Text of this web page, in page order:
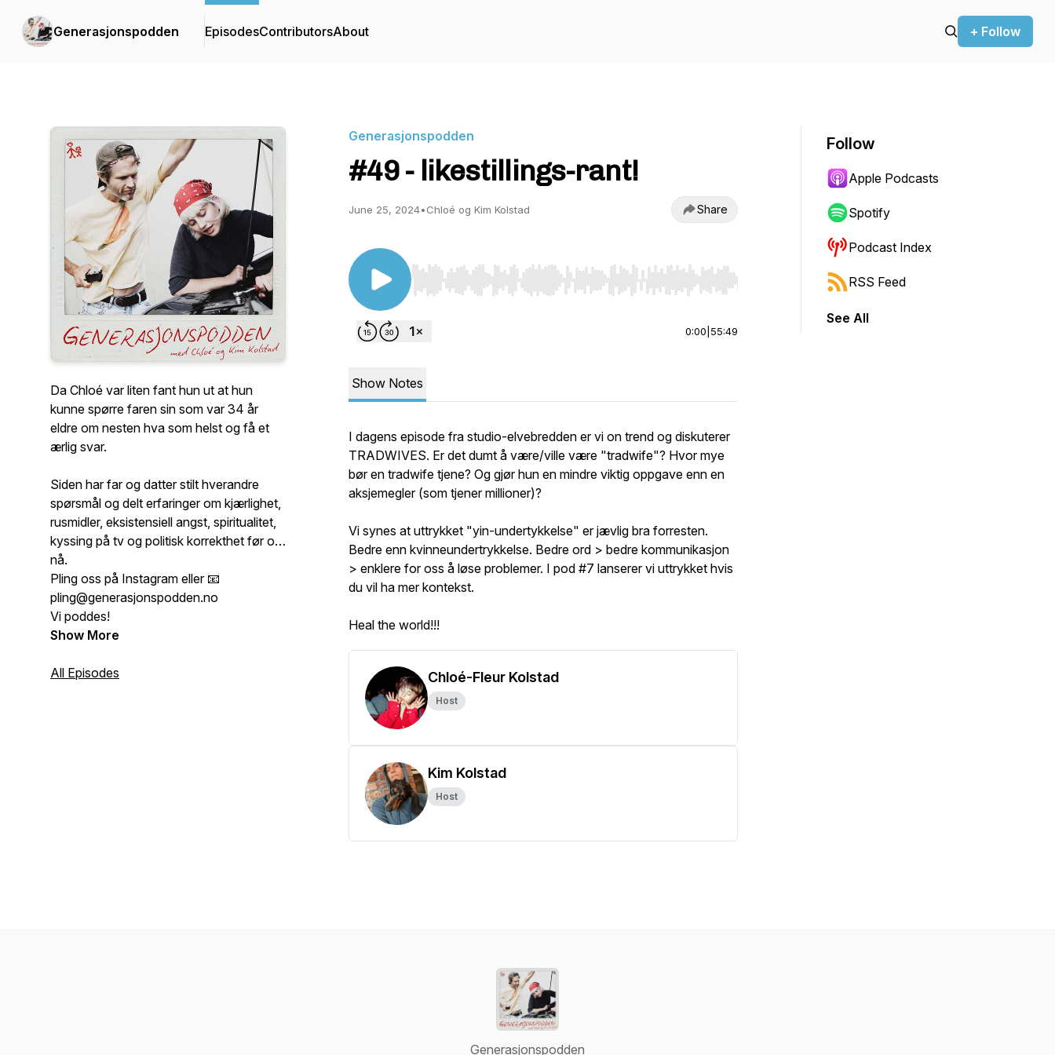
Generasjonspodden EpisodesContributorsAbout + Follow
Da Chloé var liten fant hun ut at hun
kunne spørre faren sin som var 34 år
eldre om nesten hva som helst og få et
ærlig svar.
Siden har far og datter stilt hverandre
spørsmål og delt erfaringer om kjærlighet,
rusmidler, eksistensiell angst, spiritualitet,
kyssing på tv og politisk korrekthet før og
nå.
Pling oss på Instagram eller 📧
pling@generasjonspodden.no
Vi poddes!
Show More
All Episodes
Generasjonspodden
#49 - likestillings-rant!
June 25, 2024•Chloé og Kim Kolstad Share
Use Left/Right to seek, Home/End to jump to start or end. Hold shift to jump forward or backward.
0:00 55:49
Show Notes
I dagens episode fra studio-elvebredden er vi on trend og diskuterer
TRADWIVES. Er det dumt å være/ville være "tradwife"? Hvor mye
bør en tradwife tjene? Og gjør hun en mindre viktig oppgave enn en
aksjemegler (som tjener millioner)?
Vi synes at uttrykket "yin-undertykkelse" er jævlig bra forresten.
Bedre enn kvinneundertrykkelse. Bedre ord > bedre kommunikasjon
> enklere for oss å løse problemer. I pod #7 lanserer vi uttrykket hvis
du vil ha mer kontekst.
Heal the world!!!
Chloé-Fleur Kolstad
Host
Kim Kolstad
Host
Follow
Apple Podcasts
Spotify
Podcast Index
RSS Feed
See All
Generasjonspodden